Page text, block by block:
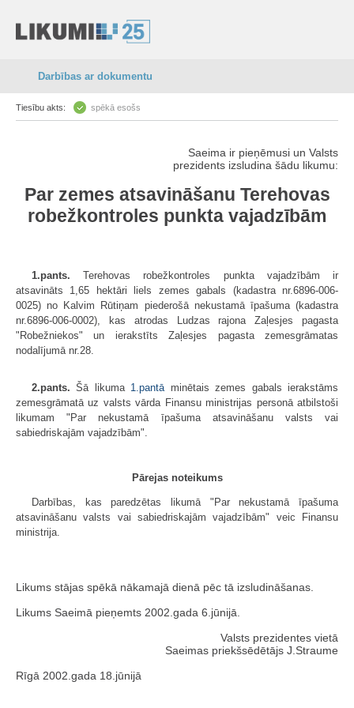
Darbības ar dokumentu
Tiesību akts: spēkā esošs
Saeima ir pieņēmusi un Valsts
prezidents izsludina šādu likumu:
Par zemes atsavināšanu Terehovas
robežkontroles punkta vajadzībām
1.pants. Terehovas robežkontroles punkta vajadzībām ir
atsavināts 1,65 hektāri liels zemes gabals (kadastra nr.6896-006-
0025) no Kalvim Rūtiņam piederošā nekustamā īpašuma (kadastra
nr.6896-006-0002), kas atrodas Ludzas rajona Zaļesjes pagasta
"Robežniekos" un ierakstīts Zaļesjes pagasta zemesgrāmatas
nodalījumā nr.28.
2.pants. Šā likuma 1.pantā minētais zemes gabals ierakstāms
zemesgrāmatā uz valsts vārda Finansu ministrijas personā atbilstoši
likumam "Par nekustamā īpašuma atsavināšanu valsts vai
sabiedriskajām vajadzībām".
Pārejas noteikums
Darbības, kas paredzētas likumā "Par nekustamā īpašuma
atsavināšanu valsts vai sabiedriskajām vajadzībām" veic Finansu
ministrija.
Likums stājas spēkā nākamajā dienā pēc tā izsludināšanas.
Likums Saeimā pieņemts 2002.gada 6.jūnijā.
Valsts prezidentes vietā
Saeimas priekšsēdētājs J.Straume
Rīgā 2002.gada 18.jūnijā